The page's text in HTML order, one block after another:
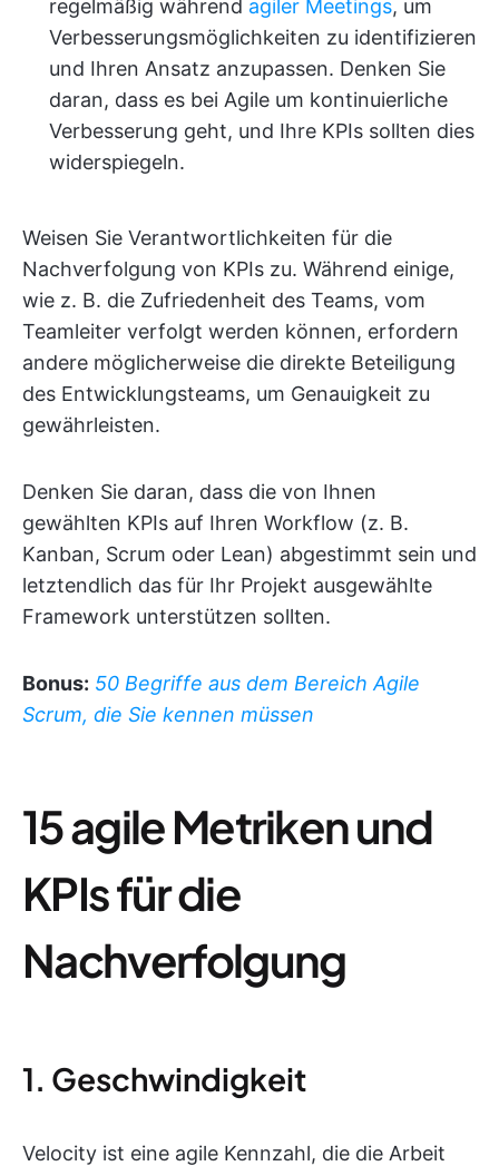
regelmäßig während agiler Meetings, um
Verbesserungsmöglichkeiten zu identifizieren
und Ihren Ansatz anzupassen. Denken Sie
daran, dass es bei Agile um kontinuierliche
Verbesserung geht, und Ihre KPIs sollten dies
widerspiegeln.
Weisen Sie Verantwortlichkeiten für die
Nachverfolgung von KPIs zu. Während einige,
wie z. B. die Zufriedenheit des Teams, vom
Teamleiter verfolgt werden können, erfordern
andere möglicherweise die direkte Beteiligung
des Entwicklungsteams, um Genauigkeit zu
gewährleisten.
Denken Sie daran, dass die von Ihnen
gewählten KPIs auf Ihren Workflow (z. B.
Kanban, Scrum oder Lean) abgestimmt sein und
letztendlich das für Ihr Projekt ausgewählte
Framework unterstützen sollten.
Bonus: 50 Begriffe aus dem Bereich Agile
Scrum, die Sie kennen müssen
15 agile Metriken und
KPIs für die
Nachverfolgung
1. Geschwindigkeit
Velocity ist eine agile Kennzahl, die die Arbeit